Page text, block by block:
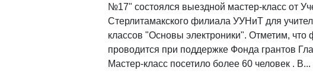
№17" состоялся выездной мастер-класс от
Стерлитамакского филиала УУНиТ для
классов "Основы электроники". Отметим, что
проводится при поддержке Фонда грантов
Мастер-класс посетило более 60 человек . В...